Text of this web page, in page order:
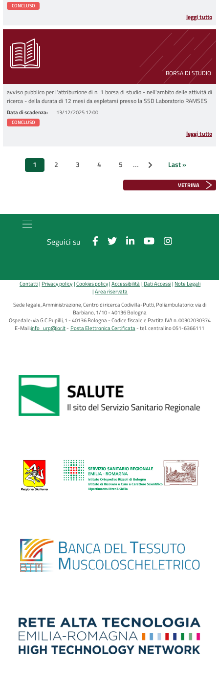
CONCLUSO
leggi tutto
BORSA DI STUDIO
avviso pubblico per l'attribuzione di n. 1 borsa di studio - nell'ambito delle attività di
ricerca - della durata di 12 mesi da espletarsi presso la SSD Laboratorio RAMSES
Data di scadenza 13/12/2025 12:00
CONCLUSO
leggi tutto
Pagina
1 Page
2 Page
3 Page
4 Page
5 … Pagina successiva
Ultima
Last »
VETRINA
Seguici su
Contatti Privacy policy Cookies policy Accessibilità Dati Accessi Note Legali
Area riservata
Sede legale, Amministrazione, Centro di ricerca Codivilla-Putti, Poliambulatorio: via di
Barbiano, 1/10 - 40136 Bologna
Ospedale: via G.C.Pupilli, 1 - 40136 Bologna - Codice fiscale e Partita IVA n. 00302030374
E-Mail:info_urp@ior.it Posta Elettronica Certificata tel. centralino 051-6366111